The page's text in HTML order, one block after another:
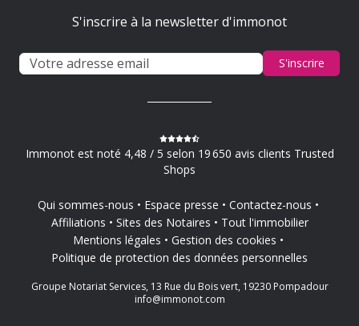
S'inscrire à la newsletter d'immonot
S'inscrire
Immonot est noté 4,48 / 5 selon 19 650 avis clients Trusted
Shops
Qui sommes-nous Espace presse
Contactez-nous
Affiliations
Sites des Notaires
Tout l'immobilier
Mentions légales
Gestion des cookies
Politique de protection des données personnelles
Groupe Notariat Services, 13 Rue du Bois vert, 19230 Pompadour
info@immonot.com